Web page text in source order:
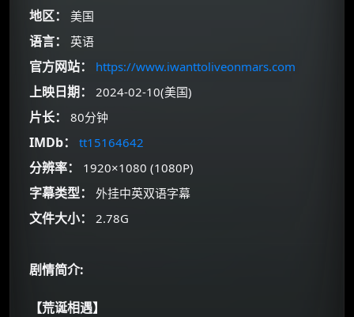
地区： 美国
语言： 英语
官方网站： https://www.iwanttoliveonmars.com
上映日期： 2024-02-10(美国)
片长： 80分钟
IMDb： tt15164642
分辨率： 1920×1080 (1080P)
字幕类型： 外挂中英双语字幕
文件大小： 2.78G
剧情简介:
【荒诞相遇】
🧧 福利领取站
☕
如夸克12个月送14天 最低75元！
价格有浮动，请直接搜索查最低价！
还有支付宝现金红包、外卖红包、